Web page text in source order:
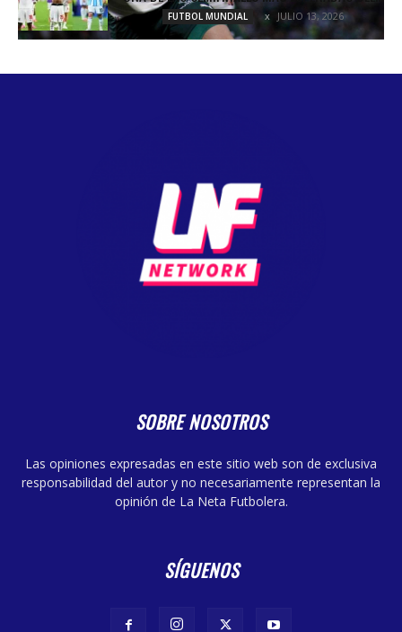
FUTBOL MUNDIAL JULIO 13, 2026
SOBRE NOSOTROS
Las opiniones expresadas en este sitio web son de exclusiva
responsabilidad del autor y no necesariamente representan la
opinión de La Neta Futbolera.
SÍGUENOS